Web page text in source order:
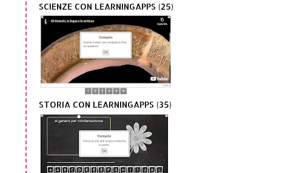
SCIENZE CON LEARNINGAPPS (25)
STORIA CON LEARNINGAPPS (35)